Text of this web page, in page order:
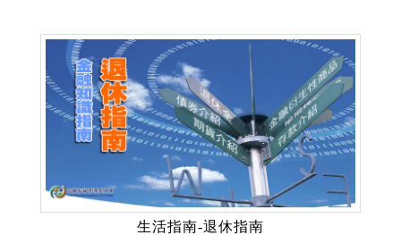
生活指南-退休指南